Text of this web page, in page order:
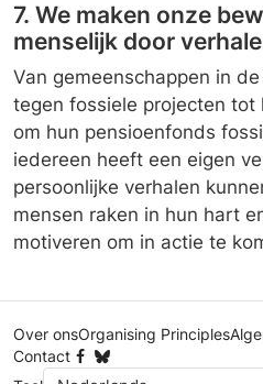
7. We maken onze
menselijk door
Van gemeenschappen in
tegen fossiele projecten tot
om hun pensioenfonds
iedereen heeft een eigen
persoonlijke verhalen
mensen raken in hun hart
motiveren om in actie te
Over onsOrganising Principles
Contact